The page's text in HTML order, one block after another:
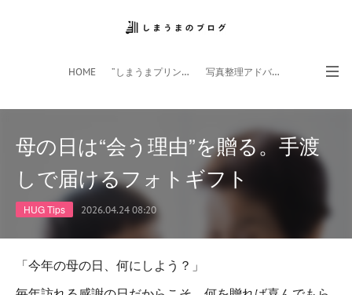
HOME ”しまうまプリント”サイト 写真整理アドバイザー
母の日は“会う理由”を贈る。手渡
しで届けるフォトギフト
HUG Tips 2026.04.24 08:20
「今年の母の日、何にしよう？」